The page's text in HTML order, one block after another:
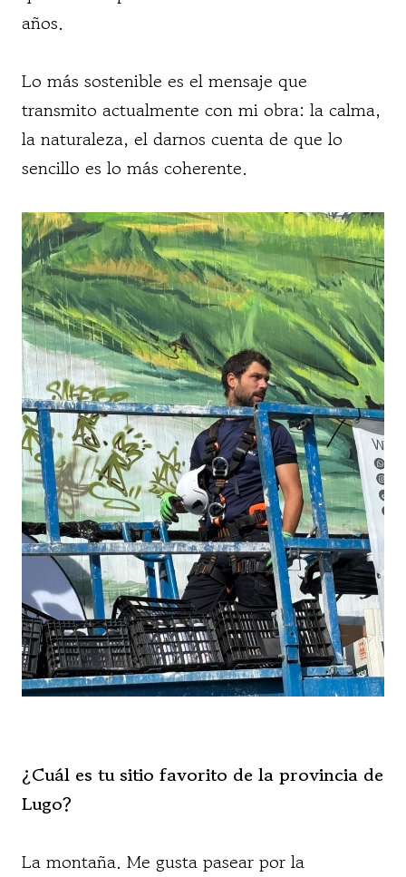
años.
Lo más sostenible es el mensaje que
transmito actualmente con mi obra: la calma,
la naturaleza, el darnos cuenta de que lo
sencillo es lo más coherente.
¿Cuál es tu sitio favorito de la provincia de
Lugo?
La montaña. Me gusta pasear por la